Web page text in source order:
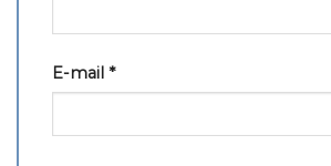
E-mail *